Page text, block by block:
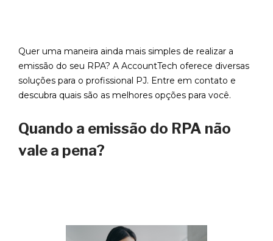
Quer uma maneira ainda mais simples de realizar a
emissão do seu RPA? A AccountTech oferece diversas
soluções para o profissional PJ. Entre em contato e
descubra quais são as melhores opções para você.
Quando a emissão do RPA não
vale a pena?